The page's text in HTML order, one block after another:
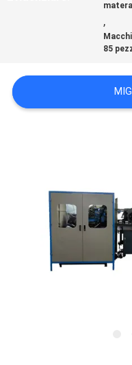
MAPPA
NORME
SULLA
PRIVACY
,
85